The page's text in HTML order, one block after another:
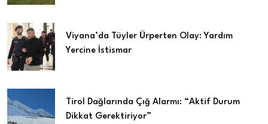
Viyana’da Tüyler Ürperten Olay: Yardım
Yercine İstismar
Tirol Dağlarında Çığ Alarmı: “Aktif Durum
Dikkat Gerektiriyor”